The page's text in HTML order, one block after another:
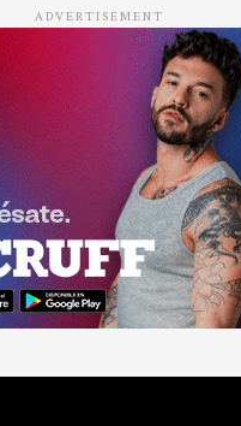
ADVERTISEMENT